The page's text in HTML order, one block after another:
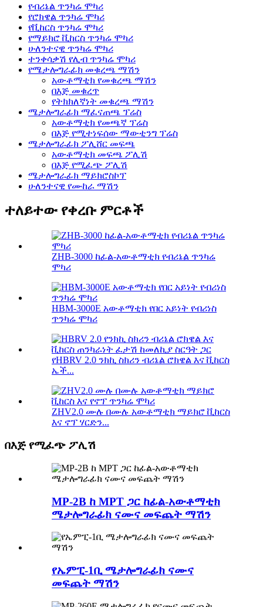
የብሪኔል ጥንካሬ ሞካሪ
የሮክዌል ጥንካሬ ሞካሪ
የቪከርስ ጥንካሬ ሞካሪ
የማይክሮ ቪከርስ ጥንካሬ ሞካሪ
ሁለንተናዊ ጥንካሬ ሞካሪ
ተንቀሳቃሽ የሊብ ጥንካሬ ሞካሪ
የሜታሎግራፊክ መቁረጫ ማሽን
አውቶማቲክ የመቁረጫ ማሽን
በእጅ መቁረጥ
የትክክለኛነት መቁረጫ ማሽን
ሜታሎግራፊክ ማፈናጠጫ ፕሬስ
አውቶማቲክ የመጫኛ ፕሬስ
በእጅ የሚተነፍሰው ማውቲንግ ፕሬስ
ሜታሎግራፊክ ፖሊሸር መፍጫ
አውቶማቲክ መፍጫ ፖሊሽ
በእጅ የሚፈጭ ፖሊሽ
ሜታሎግራፊክ ማይክሮስኮፕ
ሁለንተናዊ የሙከራ ማሽን
ተለይተው የቀረቡ ምርቶች
ZHB-3000 ከፊል-አውቶማቲክ የብሪኔል ጥንካሬ
ሞካሪ
HBM-3000E አውቶማቲክ የበር አይነት የብሪነስ
ጥንካሬ ሞካሪ
የHBRV 2.0 ንክኪ ስክሪን ብሪኔል ሮክዌል እና ቪከርስ
ኤች...
ZHV2.0 ሙሉ በሙሉ አውቶማቲክ ማይክሮ ቪከርስ
እና ኖፕ ሃርድን...
በእጅ የሚፈጭ ፖሊሽ
MP-2B ከ MPT ጋር ከፊል-አውቶማቲክ
ሜታሎግራፊክ ናሙና መፍጨት ማሽን
የኤምፒ-1ቢ ሜታሎግራፊክ ናሙና
መፍጨት ማሽን